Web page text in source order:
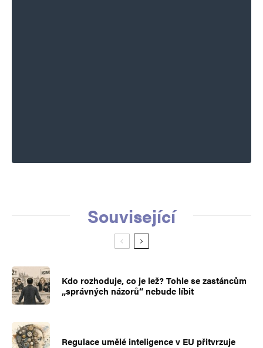
Související
Kdo rozhoduje, co je lež? Tohle se zastáncům
„správných názorů“ nebude líbit
Regulace umělé inteligence v EU přitvrzuje